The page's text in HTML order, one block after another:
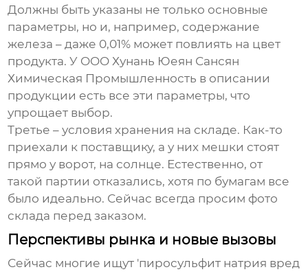
Должны быть указаны не только основные
параметры, но и, например, содержание
железа – даже 0,01% может повлиять на цвет
продукта. У OOO Хунань Юеян Сансян
Химическая Промышленность в описании
продукции есть все эти параметры, что
упрощает выбор.
Третье – условия хранения на складе. Как-то
приехали к поставщику, а у них мешки стоят
прямо у ворот, на солнце. Естественно, от
такой партии отказались, хотя по бумагам все
было идеально. Сейчас всегда просим фото
склада перед заказом.
Перспективы рынка и новые вызовы
Сейчас многие ищут 'пиросульфит натрия вред